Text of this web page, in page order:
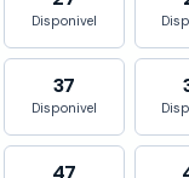
Disponivel
37
Disponivel
47